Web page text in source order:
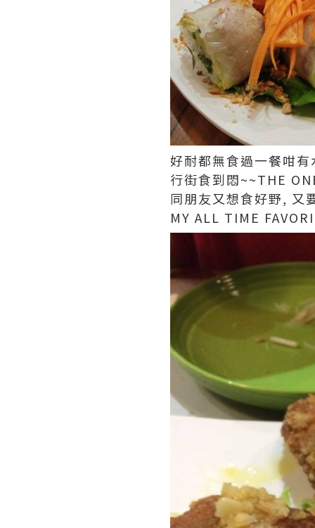
好耐都無食過一餐咁
行街食到悶~~THE
同朋友又想食好野,
MY ALL TIME